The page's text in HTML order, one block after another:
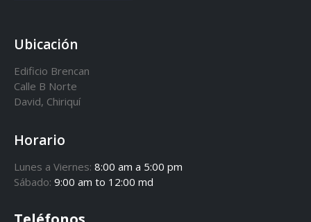
Ubicación
Edificio Brencan
Calle B Norte
David, Chiriquí
Horario
Lunes a Viernes: 8:00 am a 5:00 pm
Sábado: 9:00 am to 12:00 md